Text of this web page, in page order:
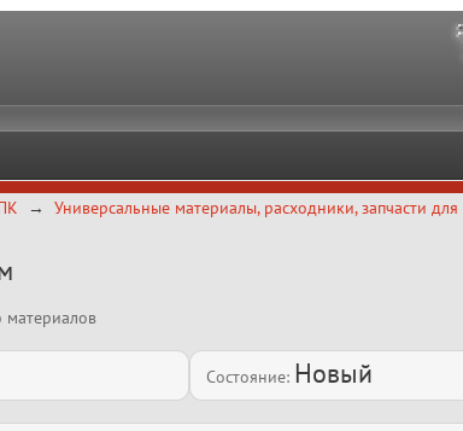
Универсальные материалы, расходники, запчасти
материалов
Состояние: Новый